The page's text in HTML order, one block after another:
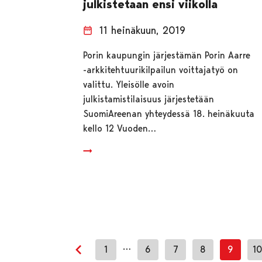
julkistetaan ensi viikolla
11 heinäkuun, 2019
Porin kaupungin järjestämän Porin Aarre
-arkkitehtuurikilpailun voittajatyö on
valittu. Yleisölle avoin
julkistamistilaisuus järjestetään
SuomiAreenan yhteydessä 18. heinäkuuta
kello 12 Vuoden…
Edellinen sivu
1 … 6 7 8 9 10